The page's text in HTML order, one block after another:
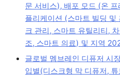
문 서비스), 배포 모드 (온
플리케이션 (스마트 빌딩 및
크 관리, 스마트 유틸리티,
조, 스마트 의료) 및 지역
글로벌 멤브레인 디퓨저 시
입별(디스크형 막 디퓨저,